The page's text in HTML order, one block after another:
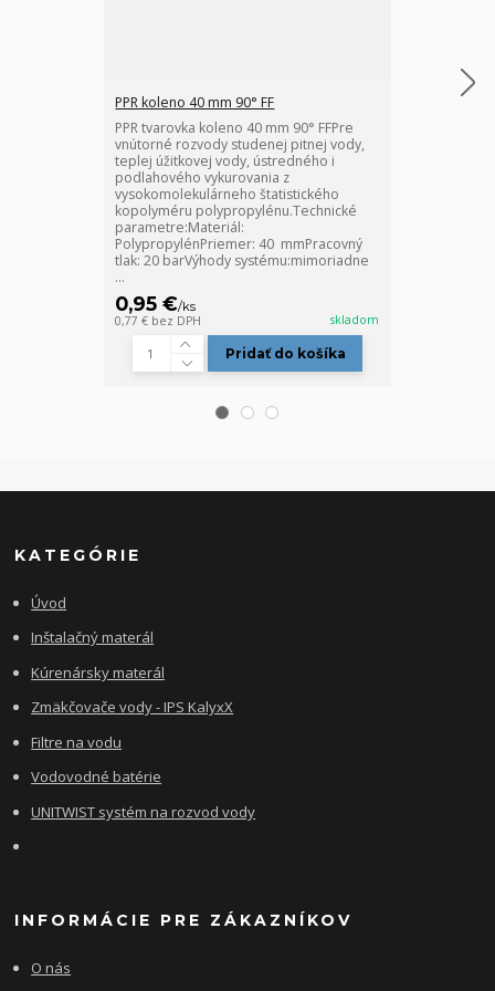
PPR koleno 40 mm 90° FF
PPR tvarovka koleno 40 mm 90° FFPre
vnútorné rozvody studenej pitnej vody,
teplej úžitkovej vody, ústredného i
podlahového vykurovania z
vysokomolekulárneho štatistického
kopolyméru polypropylénu.Technické
parametre:Materiál:
PolypropylénPriemer: 40 mmPracovný
tlak: 20 barVýhody systému:mimoriadne
...
0,95 €/ks
0,77 € bez DPH skladom
Pridať do košíka
PPR
KATEGÓRIE
Úvod
Inštalačný materál
Kúrenársky materál
Zmäkčovače vody - IPS KalyxX
Filtre na vodu
Vodovodné batérie
UNITWIST systém na rozvod vody
INFORMÁCIE PRE ZÁKAZNÍKOV
O nás